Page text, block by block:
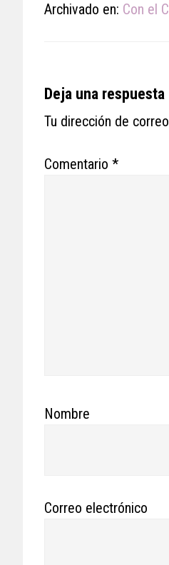
Archivado en: Con el
Reader
Interactions
Deja una respuesta
Tu dirección de
Comentario *
Nombre
Correo electrónico